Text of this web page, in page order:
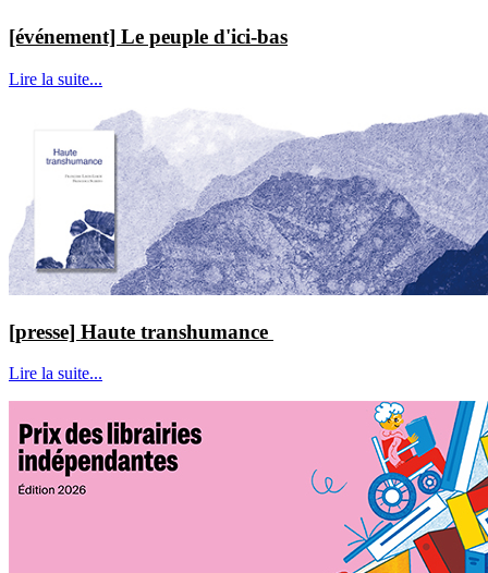
[événement] Le peuple d'ici-bas
Lire la suite...
[presse] Haute transhumance
Lire la suite...